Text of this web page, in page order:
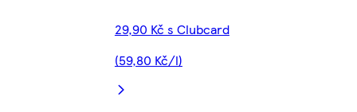
29,90 Kč s Clubcard
(59,80 Kč/l)